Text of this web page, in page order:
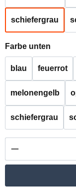
schiefergrau
Farbe unten
blau feuerrot
melonengelb
schiefergrau
Produkt